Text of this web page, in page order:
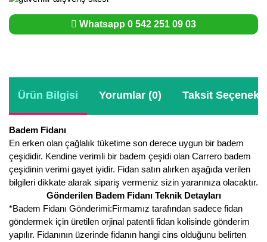
Whatsapp 0 542 251 09 03
Ürün Bilgisi Yorumlar (0) Taksit
Badem Fidanı
En erken olan çağlalık tüketime son derece uygun bir badem
çeşididir. Kendine verimli bir badem çeşidi olan Carrero badem
çeşidinin verimi gayet iyidir. Fidan satın alırken aşağıda verilen
bilgileri dikkate alarak sipariş vermeniz sizin yararınıza olacaktır.
Gönderilen Badem Fidanı Teknik Detayları
*Badem Fidanı Gönderimi:Firmamız tarafından sadece fidan
göndermek için üretilen orjinal patentli fidan kolisinde gönderim
yapılır. Fidanının üzerinde fidanın hangi cins olduğunu belirten